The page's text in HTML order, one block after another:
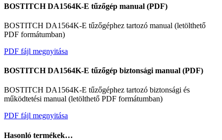
BOSTITCH DA1564K-E tűzőgép manual (PDF)
BOSTITCH DA1564K-E tűzőgéphez tartozó manual (letölthető
PDF formátumban)
PDF fájl megnyitása
BOSTITCH DA1564K-E tűzőgép biztonsági manual (PDF)
BOSTITCH DA1564K-E tűzőgéphez tartozó biztonsági és
működtetési manual (letölthető PDF formátumban)
PDF fájl megnyitása
Hasonló termékek…